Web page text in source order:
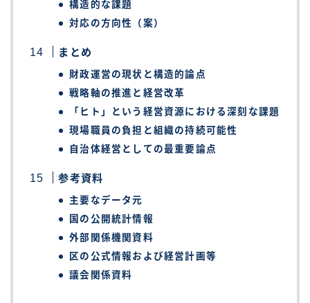
構造的な課題
対応の方向性（案）
まとめ
財政運営の現状と構造的論点
戦略軸の推進と経営改革
「ヒト」という経営資源における深刻な課題
現場職員の負担と組織の持続可能性
自治体経営としての最重要論点
参考資料
主要なデータ元
国の公開統計情報
外部関係機関資料
区の公式情報および経営計画等
議会関係資料